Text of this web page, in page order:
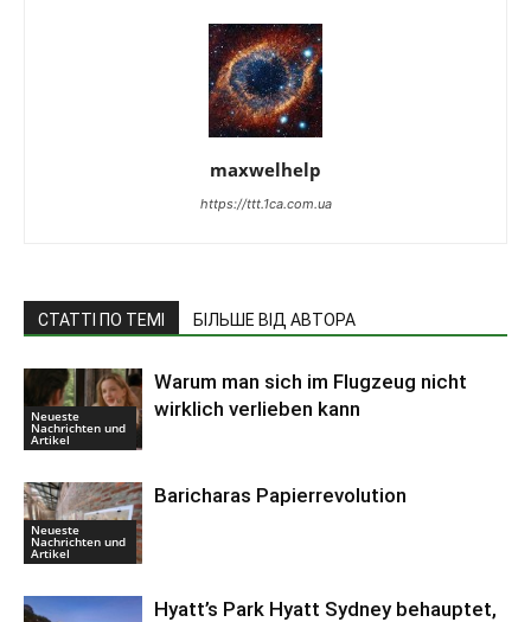
maxwelhelp
https://ttt.1ca.com.ua
СТАТТІ ПО ТЕМІ БІЛЬШЕ ВІД АВТОРА
Neueste
Nachrichten und
Artikel
Warum man sich im Flugzeug nicht
wirklich verlieben kann
Neueste
Nachrichten und
Artikel
Baricharas Papierrevolution
Hyatt’s Park Hyatt Sydney behauptet,